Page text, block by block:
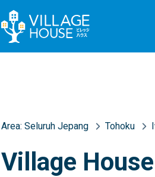
Area: Seluruh Jepang Tohoku
Village